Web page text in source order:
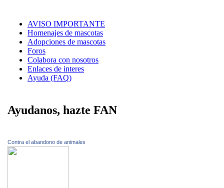
AVISO IMPORTANTE
Homenajes de mascotas
Adopciones de mascotas
Foros
Colabora con nosotros
Enlaces de interes
Ayuda (FAQ)
Ayudanos, hazte FAN
Contra el abandono de animales